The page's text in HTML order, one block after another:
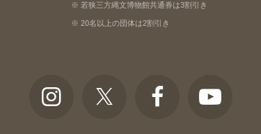
若狭三方縄文博物館共通券は3割引き
20名以上の団体は2割引き